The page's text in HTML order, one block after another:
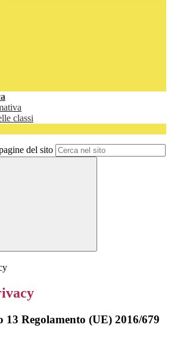
classi
del sito
13 Regolamento (UE) 2016/679